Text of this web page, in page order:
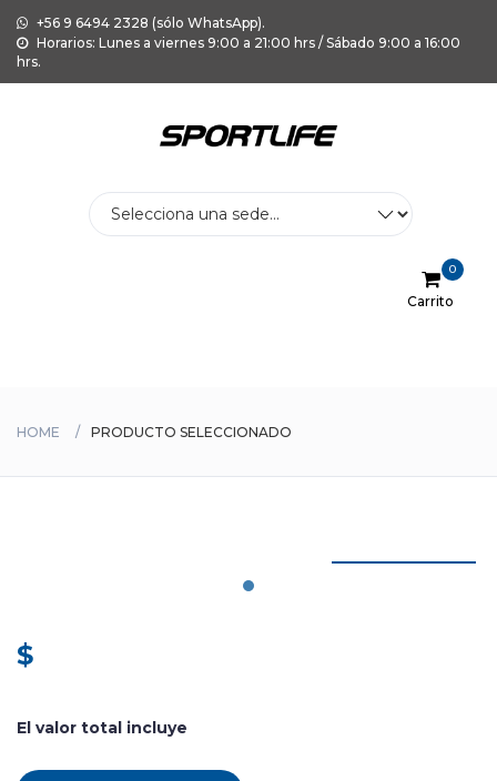
+56 9 6494 2328 (sólo WhatsApp).
Horarios: Lunes a viernes 9:00 a 21:00 hrs / Sábado 9:00 a 16:00
hrs.
Carrito
0
HOME PRODUCTO SELECCIONADO
$
El valor total incluye